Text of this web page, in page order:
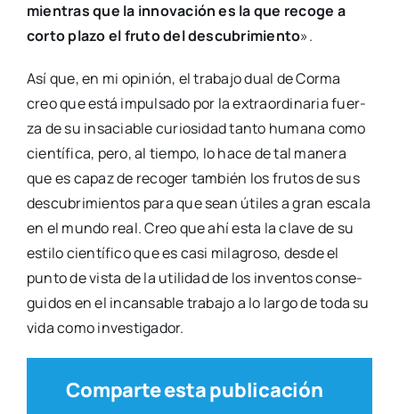
mien­tras que la inno­va­ción es la que reco­ge a
cor­to pla­zo el fru­to del des­cu­bri­mien­to».
Así que, en mi opi­nión, el tra­ba­jo dual de Cor­ma
creo que está impul­sa­do por la extra­or­di­na­ria fuer­
za de su insa­cia­ble curio­si­dad tan­to huma­na como
cien­tí­fi­ca, pero, al tiem­po, lo hace de tal mane­ra
que es capaz de reco­ger tam­bién los fru­tos de sus
des­cu­bri­mien­tos para que sean úti­les a gran esca­la
en el mun­do real. Creo que ahí esta la cla­ve de su
esti­lo cien­tí­fi­co que es casi mila­gro­so, des­de el
pun­to de vis­ta de la uti­li­dad de los inven­tos con­se­
gui­dos en el incan­sa­ble tra­ba­jo a lo lar­go de toda su
vida como inves­ti­ga­dor.
Comparte esta publicación